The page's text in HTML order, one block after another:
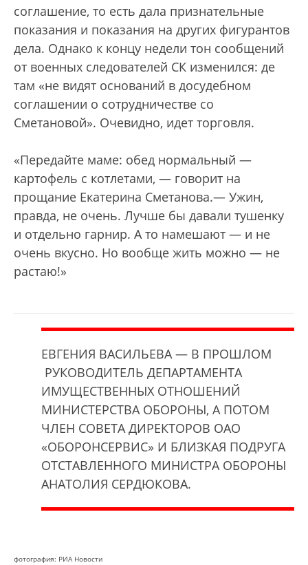
соглашение, то есть дала признательные
показания и показания на других фигурантов
дела. Однако к концу недели тон сообщений
от военных следователей СК изменился: де
там «не видят оснований в досудебном
соглашении о сотрудничестве со
Сметановой». Очевидно, идет торговля.
«Передайте маме: обед нормальный —
картофель с котлетами, — говорит на
прощание Екатерина Сметанова.— Ужин,
правда, не очень. Лучше бы давали тушенку
и отдельно гарнир. А то намешают — и не
очень вкусно. Но вообще жить можно — не
растаю!»
ЕВГЕНИЯ ВАСИЛЬЕВА — В ПРОШЛОМ
РУКОВОДИТЕЛЬ ДЕПАРТАМЕНТА
ИМУЩЕСТВЕННЫХ ОТНОШЕНИЙ
МИНИСТЕРСТВА ОБОРОНЫ, А ПОТОМ
ЧЛЕН СОВЕТА ДИРЕКТОРОВ ОАО
«ОБОРОНСЕРВИС» И БЛИЗКАЯ ПОДРУГА
ОТСТАВЛЕННОГО МИНИСТРА ОБОРОНЫ
АНАТОЛИЯ СЕРДЮКОВА.
фотография: РИА Новости